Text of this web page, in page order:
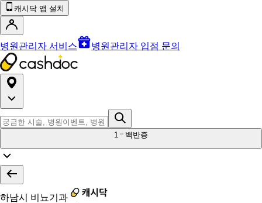
캐시닥 앱 설치
병원관리자 서비스 병원관리자 입점 문의
1 백반증
하남시 비뇨기과